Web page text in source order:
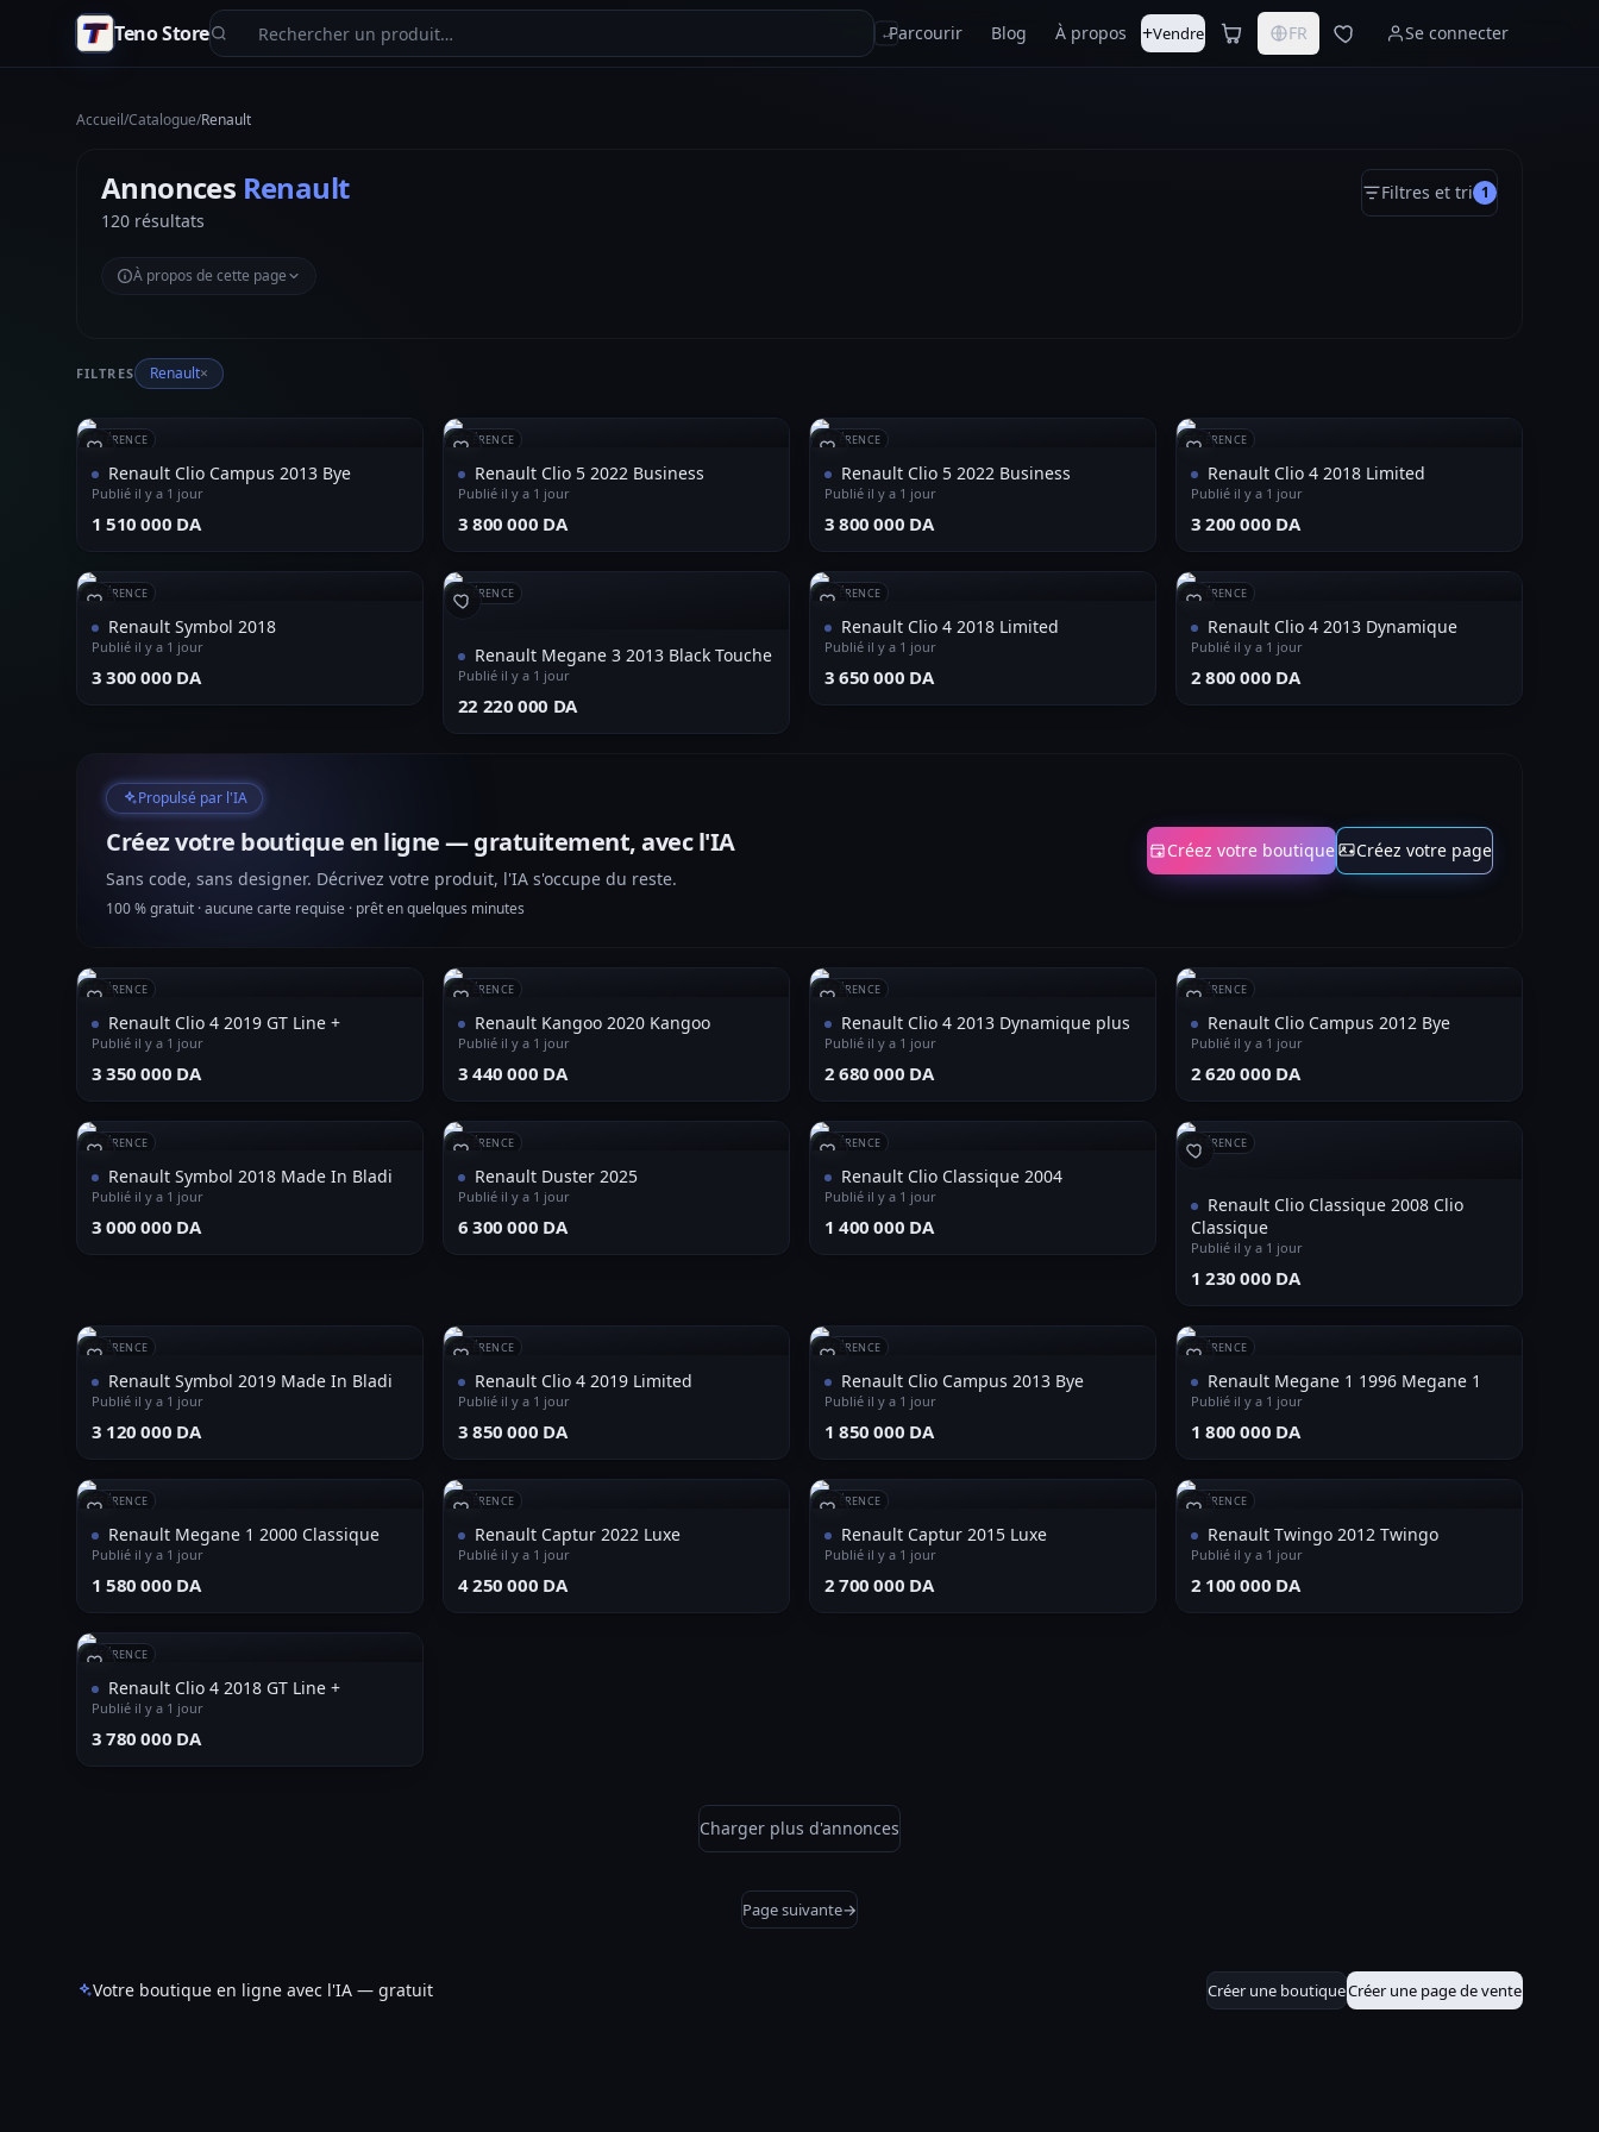
Aller au contenu principal
Teno Store ↵Parcourir Blog À propos +Vendre FR Se connecter
Accueil/Catalogue/Renault
Annonces Renault
120 résultats
Filtres et tri 1
À propos de cette page
FILTRES Renault×
RÉFÉRENCE
Renault Clio Campus 2013 Bye
Publié il y a 1 jour
⁦1 510 000 DA⁩
RÉFÉRENCE
Renault Clio 5 2022 Business
Publié il y a 1 jour
⁦3 800 000 DA⁩
RÉFÉRENCE
Renault Clio 5 2022 Business
Publié il y a 1 jour
⁦3 800 000 DA⁩
RÉFÉRENCE
Renault Clio 4 2018 Limited
Publié il y a 1 jour
⁦3 200 000 DA⁩
RÉFÉRENCE
Renault Symbol 2018
Publié il y a 1 jour
⁦3 300 000 DA⁩
RÉFÉRENCE
Renault Megane 3 2013 Black Touche
Publié il y a 1 jour
⁦22 220 000 DA⁩
RÉFÉRENCE
Renault Clio 4 2018 Limited
Publié il y a 1 jour
⁦3 650 000 DA⁩
RÉFÉRENCE
Renault Clio 4 2013 Dynamique
Publié il y a 1 jour
⁦2 800 000 DA⁩
Propulsé par l'IA
Créez votre boutique en ligne — gratuitement, avec l'IA
Sans code, sans designer. Décrivez votre produit, l'IA s'occupe du reste.
100 % gratuit · aucune carte requise · prêt en quelques minutes
Créez votre boutique Créez votre page
RÉFÉRENCE
Renault Clio 4 2019 GT Line +
Publié il y a 1 jour
⁦3 350 000 DA⁩
RÉFÉRENCE
Renault Kangoo 2020 Kangoo
Publié il y a 1 jour
⁦3 440 000 DA⁩
RÉFÉRENCE
Renault Clio 4 2013 Dynamique plus
Publié il y a 1 jour
⁦2 680 000 DA⁩
RÉFÉRENCE
Renault Clio Campus 2012 Bye
Publié il y a 1 jour
⁦2 620 000 DA⁩
RÉFÉRENCE
Renault Symbol 2018 Made In Bladi
Publié il y a 1 jour
⁦3 000 000 DA⁩
RÉFÉRENCE
Renault Duster 2025
Publié il y a 1 jour
⁦6 300 000 DA⁩
RÉFÉRENCE
Renault Clio Classique 2004
Publié il y a 1 jour
⁦1 400 000 DA⁩
RÉFÉRENCE
Renault Clio Classique 2008 Clio
Classique
Publié il y a 1 jour
⁦1 230 000 DA⁩
RÉFÉRENCE
Renault Symbol 2019 Made In Bladi
Publié il y a 1 jour
⁦3 120 000 DA⁩
RÉFÉRENCE
Renault Clio 4 2019 Limited
Publié il y a 1 jour
⁦3 850 000 DA⁩
RÉFÉRENCE
Renault Clio Campus 2013 Bye
Publié il y a 1 jour
⁦1 850 000 DA⁩
RÉFÉRENCE
Renault Megane 1 1996 Megane 1
Publié il y a 1 jour
⁦1 800 000 DA⁩
RÉFÉRENCE
Renault Megane 1 2000 Classique
Publié il y a 1 jour
⁦1 580 000 DA⁩
RÉFÉRENCE
Renault Captur 2022 Luxe
Publié il y a 1 jour
⁦4 250 000 DA⁩
RÉFÉRENCE
Renault Captur 2015 Luxe
Publié il y a 1 jour
⁦2 700 000 DA⁩
RÉFÉRENCE
Renault Twingo 2012 Twingo
Publié il y a 1 jour
⁦2 100 000 DA⁩
RÉFÉRENCE
Renault Clio 4 2018 GT Line +
Publié il y a 1 jour
⁦3 780 000 DA⁩
Charger plus d'annonces
Page suivante→
Votre boutique en ligne avec l'IA — gratuit Créer une boutiqueCréer une page de vente